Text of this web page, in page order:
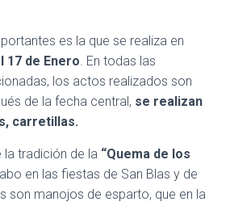
es la que se realiza en
17 de Enero. En todas las
los actos realizados son
de la fecha central, se realizan
carretillas.
la tradición de la “Quema de los
en las fiestas de San Blas y de
son manojos de esparto, que en la